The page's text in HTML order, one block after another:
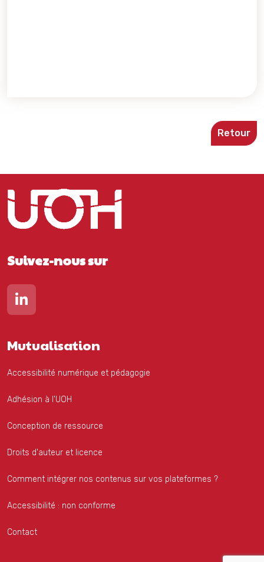
Retour
Suivez-nous sur
Lien vers notre page Linkedin
Mutualisation
Accessibilité numérique et pédagogie
Adhésion à l'UOH
Conception de ressource
Droits d'auteur et licence
Comment intégrer nos contenus sur vos plateformes ?
Accessibilité : non conforme
Contact